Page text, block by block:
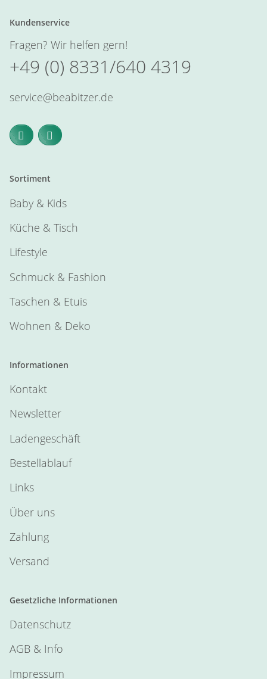
Kundenservice
Fragen? Wir helfen gern!
+49 (0) 8331/640 4319
service@beabitzer.de
Sortiment
Baby & Kids
Küche & Tisch
Lifestyle
Schmuck & Fashion
Taschen & Etuis
Wohnen & Deko
Informationen
Kontakt
Newsletter
Ladengeschäft
Bestellablauf
Links
Über uns
Zahlung
Versand
Gesetzliche Informationen
Datenschutz
AGB & Info
Impressum